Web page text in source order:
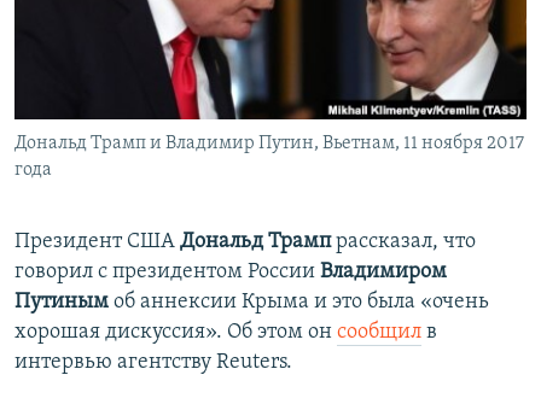
ПОБЕДИТЕЛЕЙ НЕ СУДЯТ?
КРЫМ.НЕПОКОРЕННЫЙ
УКРАИНСКАЯ ПРОБЛЕМА КРЫМА
ПРИСОЕДИНЯЙТЕСЬ!
Все сайты RFE/RL
Дональд Трамп и Владимир Путин, Вьетнам, 11 ноября 2017
года
Президент США Дональд Трампрассказал, что
говорил с президентом России Владимиром
Путиным об аннексии Крыма и это была «очень
хорошая дискуссия». Об этом он сообщил в
интервью агентству Reuters.